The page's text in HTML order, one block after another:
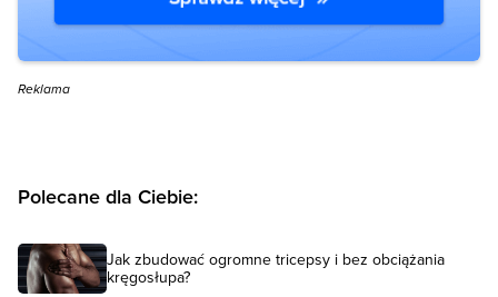
Reklama
Polecane dla Ciebie:
Jak zbudować ogromne tricepsy i bez obciążania
kręgosłupa?